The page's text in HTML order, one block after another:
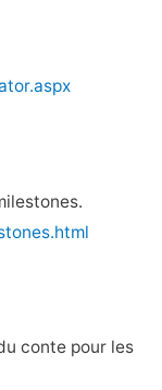
conte pour les